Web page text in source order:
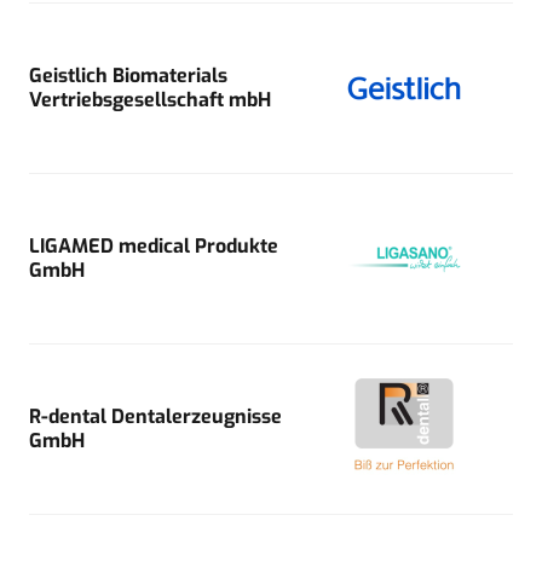
Geistlich Biomaterials
Vertriebsgesellschaft mbH
LIGAMED medical Produkte
GmbH
R-dental Dentalerzeugnisse
GmbH